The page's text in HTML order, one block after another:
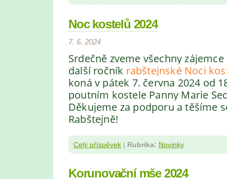
Noc kostelů 2024
7. 6. 2024
Srdečně zveme všechny zájemce
další ročník rabštejnské Noci
koná v pátek 7. června 2024 od
poutním kostele Panny Marie
Děkujeme za podporu a těšíme
Rabštejně!
Celý příspěvek | Rubrika: Novinky
Korunovační mše 2024